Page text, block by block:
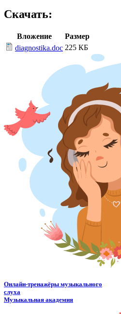
Скачать:
Вложение
Размер
diagnostika.doc 225 КБ
Онлайн-тренажёры музыкального
слуха
Музыкальная академия